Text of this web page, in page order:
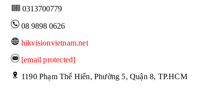
0313700779
08 9898 0626
hikvisionvietnam.net
[email protected]
1190 Phạm Thế Hiển, Phường 5, Quận 8, TP.HCM